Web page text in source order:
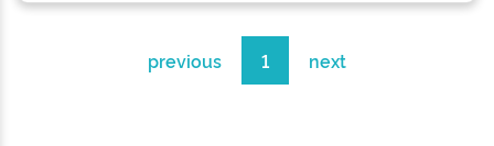
previous 1 next